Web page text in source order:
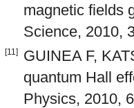
magnetic fields
Science, 2010,
[11]
GUINEA F,
quantum Hall
Physics, 2010,